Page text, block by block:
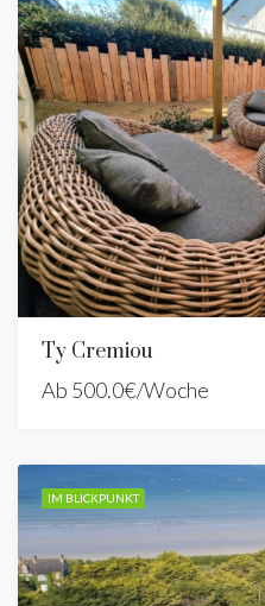
Ty Cremiou
Ab 500.0€/Woche
IM BLICKPUNKT